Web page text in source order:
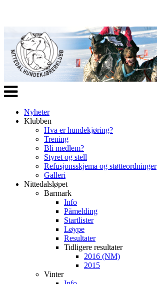
Veksle
navigasjon
Nyheter
Klubben
Hva er hundekjøring?
Trening
Bli medlem?
Styret og stell
Refusjonsskjema og støtteordninger
Galleri
Nittedalsløpet
Barmark
Info
Påmelding
Startlister
Løype
Resultater
Tidligere resultater
2016 (NM)
2015
Vinter